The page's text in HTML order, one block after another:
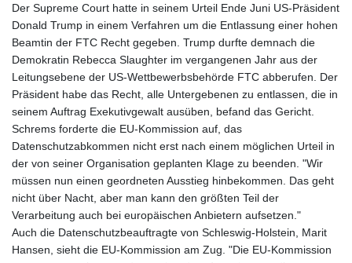
Der Supreme Court hatte in seinem Urteil Ende Juni US-Präsident
Donald Trump in einem Verfahren um die Entlassung einer hohen
Beamtin der FTC Recht gegeben. Trump durfte demnach die
Demokratin Rebecca Slaughter im vergangenen Jahr aus der
Leitungsebene der US-Wettbewerbsbehörde FTC abberufen. Der
Präsident habe das Recht, alle Untergebenen zu entlassen, die in
seinem Auftrag Exekutivgewalt ausüben, befand das Gericht.
Schrems forderte die EU-Kommission auf, das
Datenschutzabkommen nicht erst nach einem möglichen Urteil in
der von seiner Organisation geplanten Klage zu beenden. "Wir
müssen nun einen geordneten Ausstieg hinbekommen. Das geht
nicht über Nacht, aber man kann den größten Teil der
Verarbeitung auch bei europäischen Anbietern aufsetzen."
Auch die Datenschutzbeauftragte von Schleswig-Holstein, Marit
Hansen, sieht die EU-Kommission am Zug. "Die EU-Kommission